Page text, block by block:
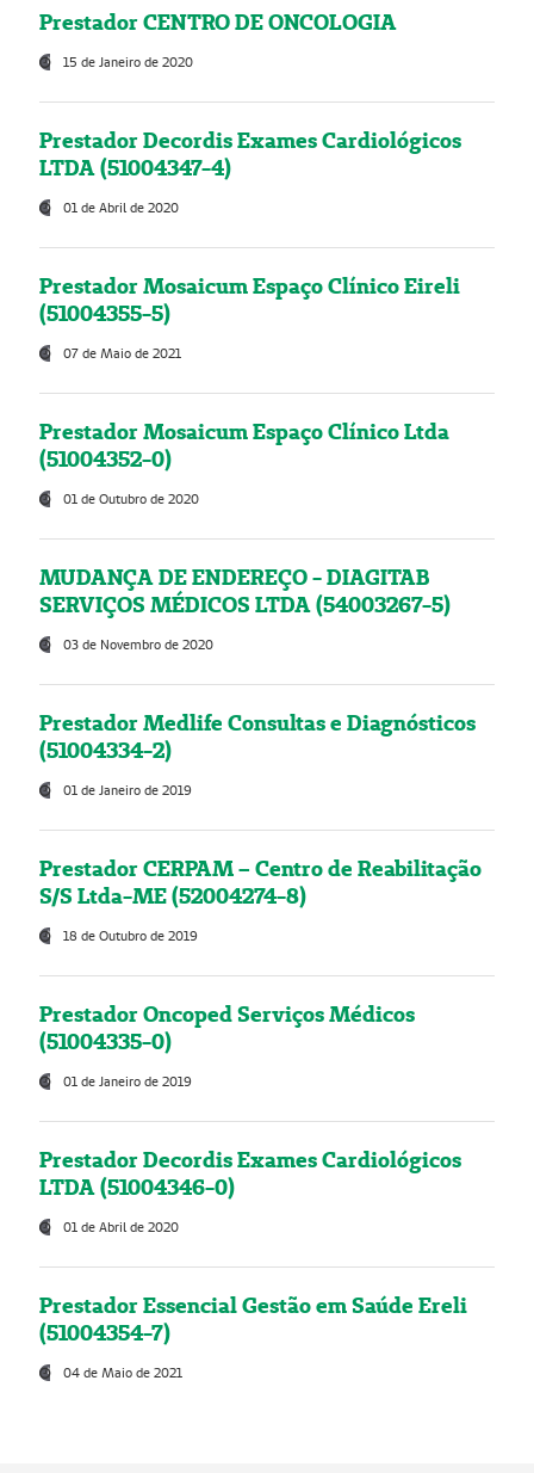
Prestador CENTRO DE ONCOLOGIA
15 de Janeiro de 2020
Prestador Decordis Exames Cardiológicos
LTDA (51004347-4)
01 de Abril de 2020
Prestador Mosaicum Espaço Clínico Eireli
(51004355-5)
07 de Maio de 2021
Prestador Mosaicum Espaço Clínico Ltda
(51004352-0)
01 de Outubro de 2020
MUDANÇA DE ENDEREÇO - DIAGITAB
SERVIÇOS MÉDICOS LTDA (54003267-5)
03 de Novembro de 2020
Prestador Medlife Consultas e Diagnósticos
(51004334-2)
01 de Janeiro de 2019
Prestador CERPAM – Centro de Reabilitação
S/S Ltda-ME (52004274-8)
18 de Outubro de 2019
Prestador Oncoped Serviços Médicos
(51004335-0)
01 de Janeiro de 2019
Prestador Decordis Exames Cardiológicos
LTDA (51004346-0)
01 de Abril de 2020
Prestador Essencial Gestão em Saúde Ereli
(51004354-7)
04 de Maio de 2021